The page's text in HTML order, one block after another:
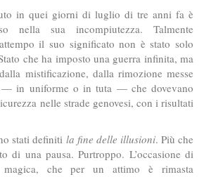
in quei giorni di luglio di tre anni fa è
nella sua incompiutezza. Talmente
il suo significato non è stato solo
che ha imposto una guerra infinita, ma
mistificazione, dalla rimozione messe
in uniforme o in tuta — che dovevano
nelle strade genovesi, con i risultati
stati definiti la fine delle illusioni. Più che
di una pausa. Purtroppo. L’occasione di
magica, che per un attimo è rimasta